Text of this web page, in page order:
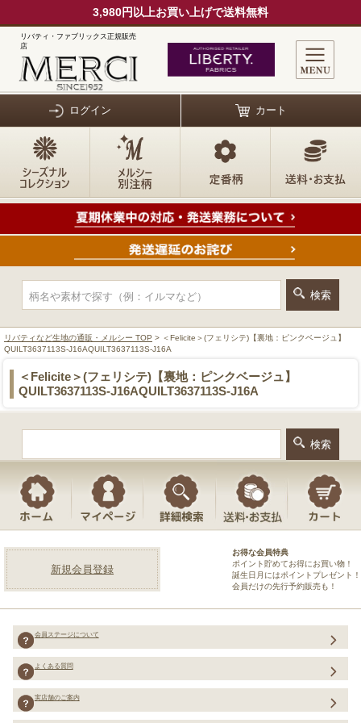
3,980円以上お買い上げで送料無料
リバティ・ファブリックス正規販売
店
ログイン カート
リバティなど生地の通販・メルシー TOP > ＜Felicite＞(フェリシテ)【裏地：ピンクベージュ】
QUILT3637113S-J16AQUILT3637113S-J16A
＜Felicite＞(フェリシテ)【裏地：ピンクベージュ】
QUILT3637113S-J16AQUILT3637113S-J16A
新規会員登録
お得な会員特典
ポイント貯めてお得にお買い物！
誕生日月にはポイントプレゼント！
会員だけの先行予約販売も！
会員ステージについて
よくある質問
実店舗のご案内